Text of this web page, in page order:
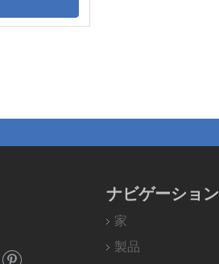
ナビゲーション
家
製品